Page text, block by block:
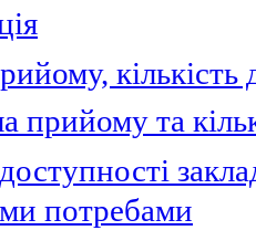
кількість
прийому та
потребами